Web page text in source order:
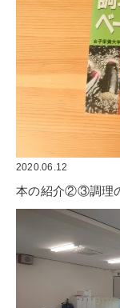
2020.06.12
本の紹介②③調理